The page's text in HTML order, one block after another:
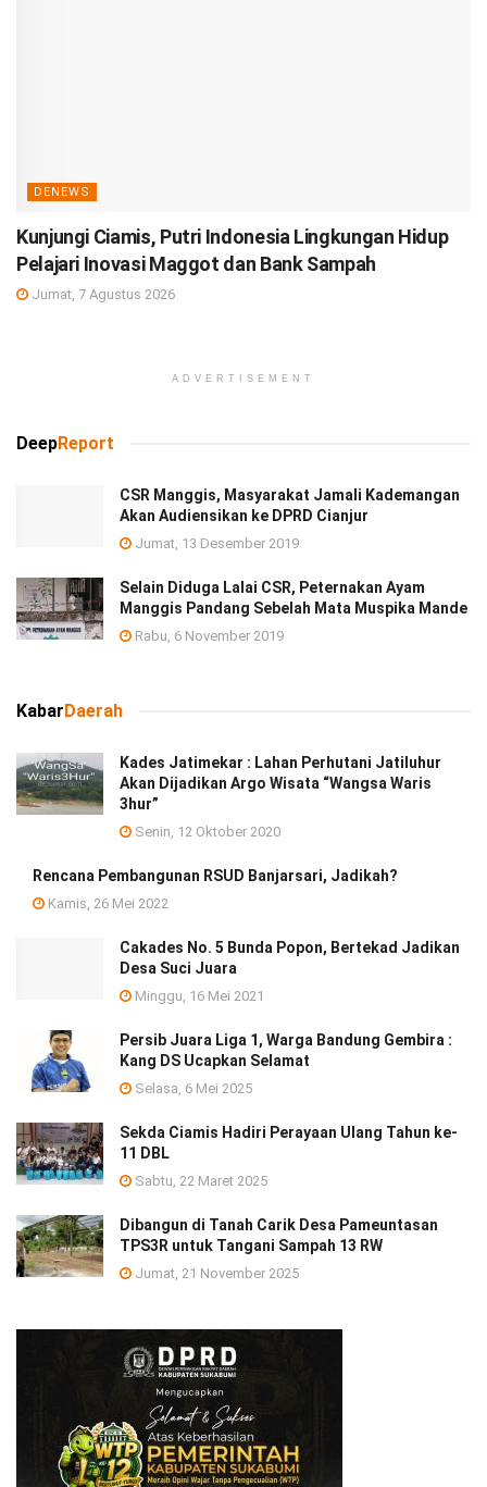
DENEWS
Kunjungi Ciamis, Putri Indonesia Lingkungan Hidup
Pelajari Inovasi Maggot dan Bank Sampah
Jumat, 7 Agustus 2026
ADVERTISEMENT
DeepReport
CSR Manggis, Masyarakat Jamali Kademangan
Akan Audiensikan ke DPRD Cianjur
Jumat, 13 Desember 2019
Selain Diduga Lalai CSR, Peternakan Ayam
Manggis Pandang Sebelah Mata Muspika Mande
Rabu, 6 November 2019
KabarDaerah
Kades Jatimekar : Lahan Perhutani Jatiluhur
Akan Dijadikan Argo Wisata “Wangsa Waris
3hur”
Senin, 12 Oktober 2020
Rencana Pembangunan RSUD Banjarsari, Jadikah?
Kamis, 26 Mei 2022
Cakades No. 5 Bunda Popon, Bertekad Jadikan
Desa Suci Juara
Minggu, 16 Mei 2021
Persib Juara Liga 1, Warga Bandung Gembira :
Kang DS Ucapkan Selamat
Selasa, 6 Mei 2025
Sekda Ciamis Hadiri Perayaan Ulang Tahun ke-
11 DBL
Sabtu, 22 Maret 2025
Dibangun di Tanah Carik Desa Pameuntasan
TPS3R untuk Tangani Sampah 13 RW
Jumat, 21 November 2025